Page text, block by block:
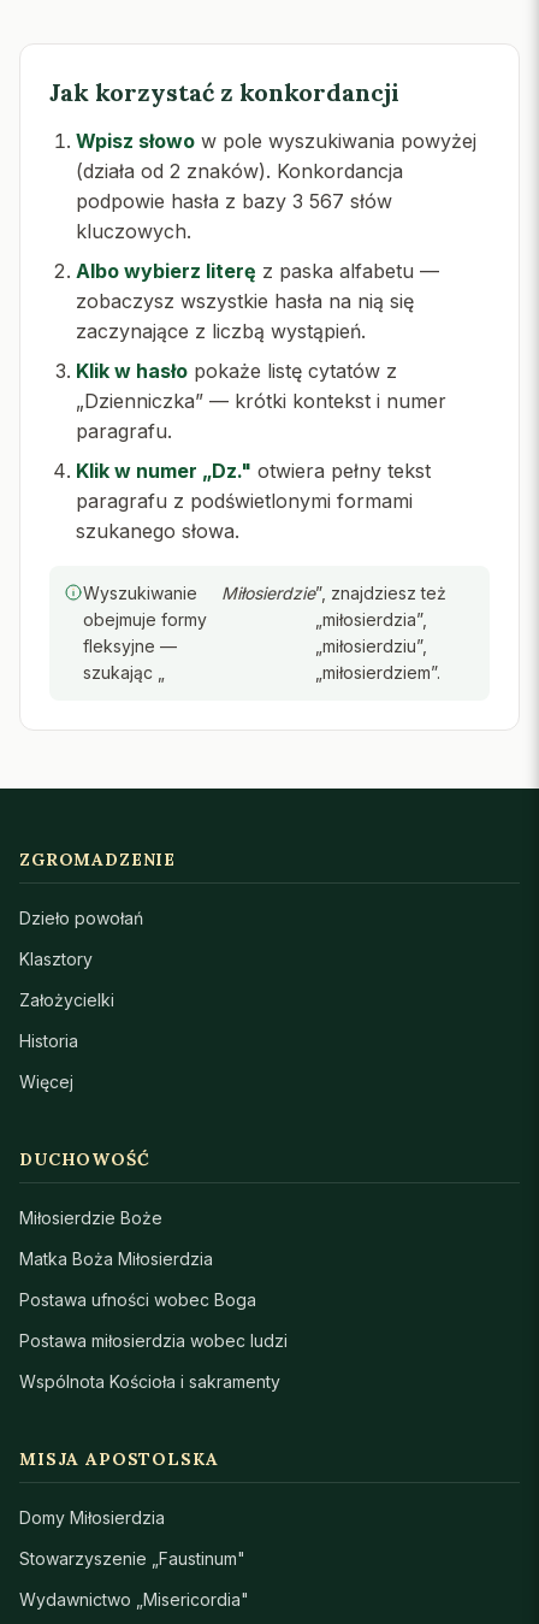
Jak korzystać z konkordancji
Wpisz słowo w pole wyszukiwania powyżej
(działa od 2 znaków). Konkordancja
podpowie hasła z bazy 3 567 słów
kluczowych.
Albo wybierz literę z paska alfabetu —
zobaczysz wszystkie hasła na nią się
zaczynające z liczbą wystąpień.
Klik w hasło pokaże listę cytatów z
„Dzienniczka” — krótki kontekst i numer
paragrafu.
Klik w numer „Dz." otwiera pełny tekst
paragrafu z podświetlonymi formami
szukanego słowa.
Wyszukiwanie
obejmuje formy
fleksyjne —
szukając „
Miłosierdzie”, znajdziesz też
„miłosierdzia”,
„miłosierdziu”,
„miłosierdziem”.
ZGROMADZENIE
Dzieło powołań
Klasztory
Założycielki
Historia
Więcej
DUCHOWOŚĆ
Miłosierdzie Boże
Matka Boża Miłosierdzia
Postawa ufności wobec Boga
Postawa miłosierdzia wobec ludzi
Wspólnota Kościoła i sakramenty
MISJA APOSTOLSKA
Domy Miłosierdzia
Stowarzyszenie „Faustinum"
Wydawnictwo „Misericordia"